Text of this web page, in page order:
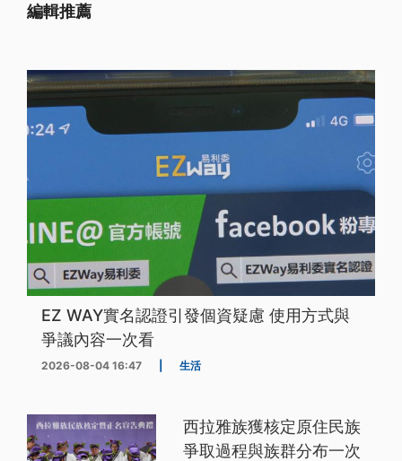
編輯推薦
EZ WAY實名認證引發個資疑慮 使用方式與
爭議內容一次看
2026-08-04 16:47 生活
西拉雅族獲核定原住民族
爭取過程與族群分布一次